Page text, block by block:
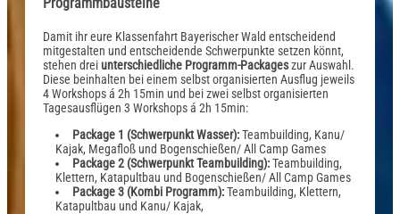
Damit ihr eure Klassenfahrt Bayerischer Wald entscheidend
mitgestalten und entscheidende Schwerpunkte setzen könnt,
stehen drei unterschiedliche Programm-Packageszur Auswahl.
Diese beinhalten bei einem selbst organisierten Ausflug jeweils
4 Workshops á 2h 15min und bei zwei selbst organisierten
Tagesausflügen 3 Workshops á 2h 15min:
Package 1 (Schwerpunkt Wasser):Teambuilding, Kanu/
Kajak, Megafloß und Bogenschießen/ All Camp Games
Package 2 (Schwerpunkt Teambuilding):Teambuilding,
Klettern, Katapultbau und Bogenschießen/ All Camp Games
Package 3 (Kombi Programm):Teambuilding, Klettern,
Katapultbau und Kanu/ Kajak,